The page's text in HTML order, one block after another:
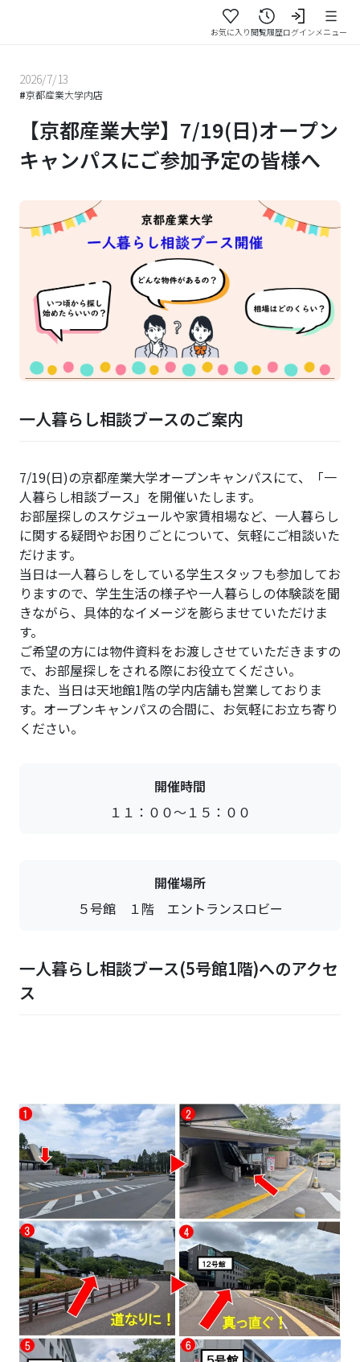
お気に入り閲覧履歴ログインメニュー
2026/7/13
#京都産業大学内店
【京都産業大学】7/19(日)オープン
キャンパスにご参加予定の皆様へ
一人暮らし相談ブースのご案内
7/19(日)の京都産業大学オープンキャンパスにて、「一
人暮らし相談ブース」を開催いたします。
お部屋探しのスケジュールや家賃相場など、一人暮らし
に関する疑問やお困りごとについて、気軽にご相談いた
だけます。
当日は一人暮らしをしている学生スタッフも参加してお
りますので、学生生活の様子や一人暮らしの体験談を聞
きながら、具体的なイメージを膨らませていただけま
す。
ご希望の方には物件資料をお渡しさせていただきますの
で、お部屋探しをされる際にお役立てください。
また、当日は天地館1階の学内店舗も営業しておりま
す。オープンキャンパスの合間に、お気軽にお立ち寄り
ください。
開催時間
１１：００～１５：００
開催場所
５号館 １階 エントランスロビー
一人暮らし相談ブース(5号館1階)へのアクセ
ス